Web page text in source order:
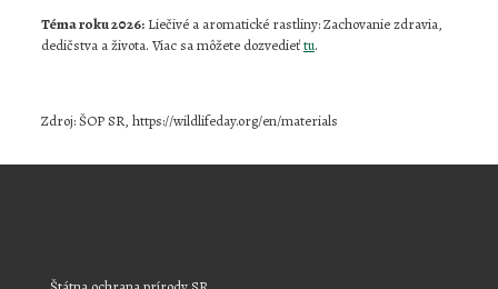
Téma roku 2026:Liečivé a aromatické rastliny: Zachovanie zdravia,
dedičstva a života. Viac sa môžete dozvedieťtu.
Zdroj: ŠOP SR, https://wildlifeday.org/en/materials